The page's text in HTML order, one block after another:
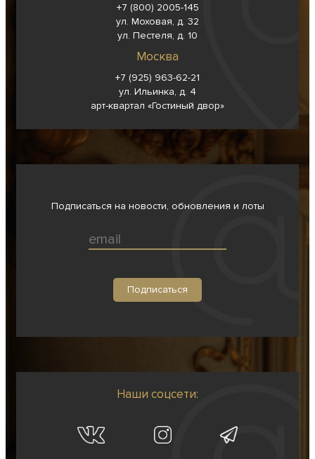
+7 (800) 2005-145
ул. Моховая, д. 32
ул. Пестеля, д. 10
Москва
+7 (925) 963-62-21
ул. Ильинка, д. 4
арт-квартал «Гостиный двор»
Подписаться на новости, обновления и лоты
Наши соцсети: